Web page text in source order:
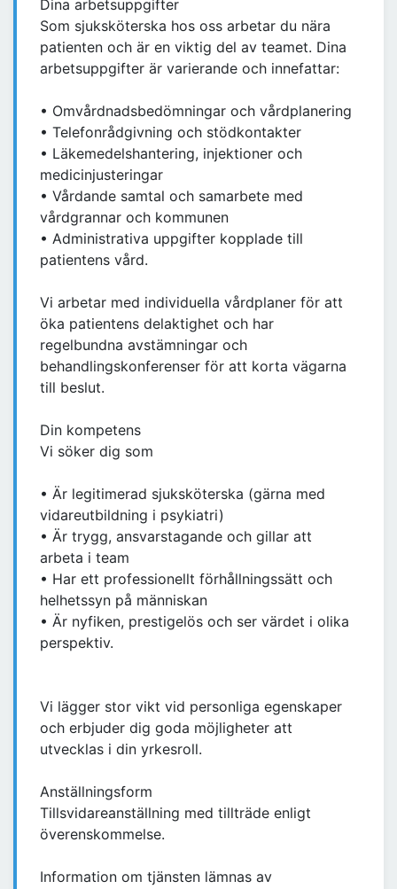
Dina arbetsuppgifter
Som sjuksköterska hos oss arbetar du nära
patienten och är en viktig del av teamet. Dina
arbetsuppgifter är varierande och innefattar:
• Omvårdnadsbedömningar och vårdplanering
• Telefonrådgivning och stödkontakter
• Läkemedelshantering, injektioner och
medicinjusteringar
• Vårdande samtal och samarbete med
vårdgrannar och kommunen
• Administrativa uppgifter kopplade till
patientens vård.
Vi arbetar med individuella vårdplaner för att
öka patientens delaktighet och har
regelbundna avstämningar och
behandlingskonferenser för att korta vägarna
till beslut.
Din kompetens
Vi söker dig som
• Är legitimerad sjuksköterska (gärna med
vidareutbildning i psykiatri)
• Är trygg, ansvarstagande och gillar att
arbeta i team
• Har ett professionellt förhållningssätt och
helhetssyn på människan
• Är nyfiken, prestigelös och ser värdet i olika
perspektiv.
Vi lägger stor vikt vid personliga egenskaper
och erbjuder dig goda möjligheter att
utvecklas i din yrkesroll.
Anställningsform
Tillsvidareanställning med tillträde enligt
överenskommelse.
Information om tjänsten lämnas av